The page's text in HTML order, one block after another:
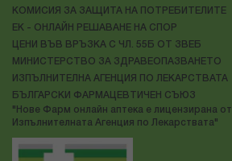
КОМИСИЯ ЗА ЗАЩИТА НА ПОТРЕБИТЕЛИТЕ
ЕК - ОНЛАЙН РЕШАВАНЕ НА СПОР
ЦЕНИ ВЪВ ВРЪЗКА С ЧЛ. 55Б ОТ ЗВЕБ
МИНИСТЕРСТВО ЗА ЗДРАВЕОПАЗВАНЕТО
ИЗПЪЛНИТЕЛНА АГЕНЦИЯ ПО ЛЕКАРСТВАТА
БЪЛГАРСКИ ФАРМАЦЕВТИЧЕН СЪЮЗ
"Нове Фарм онлайн аптека е лицензирана от
Изпълнителната Агенция по Лекарствата"